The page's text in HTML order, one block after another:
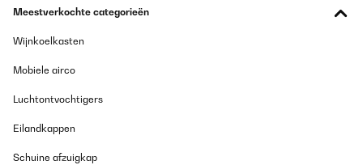
Meestverkochte categorieën
Wijnkoelkasten
Mobiele airco
Luchtontvochtigers
Eilandkappen
Schuine afzuigkap